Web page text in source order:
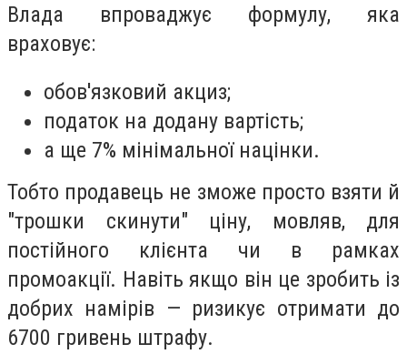
Влада впроваджує формулу, яка
враховує:
обов'язковий акциз;
податок на додану вартість;
а ще 7% мінімальної націнки.
Тобто продавець не зможе просто взяти й
"трошки скинути" ціну, мовляв, для
постійного клієнта чи в рамках
промоакції. Навіть якщо він це зробить із
добрих намірів — ризикує отримати до
6700 гривень штрафу.